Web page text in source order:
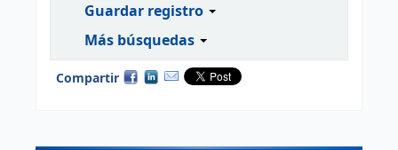
Guardar registro
Más búsquedas
Compartir